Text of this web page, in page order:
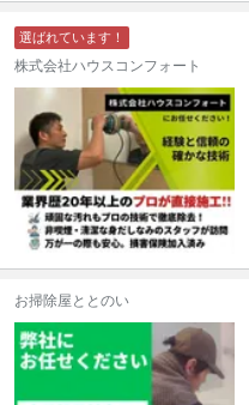
選ばれています！
株式会社ハウスコンフォート
お掃除屋ととのい